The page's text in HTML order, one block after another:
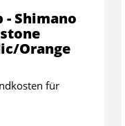
- Shimano
Orange
für